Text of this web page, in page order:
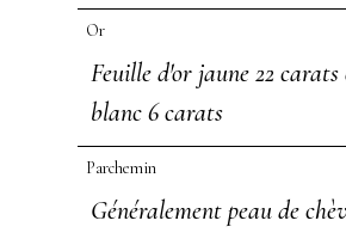
Or
Feuille d'or jaune 22
blanc 6 carats
Parchemin
Généralement peau de